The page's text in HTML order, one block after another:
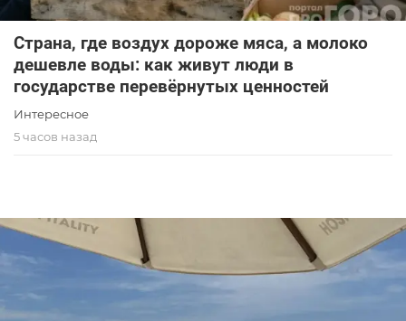
Страна, где воздух дороже мяса, а молоко
дешевле воды: как живут люди в
государстве перевёрнутых ценностей
Интересное
5 часов назад